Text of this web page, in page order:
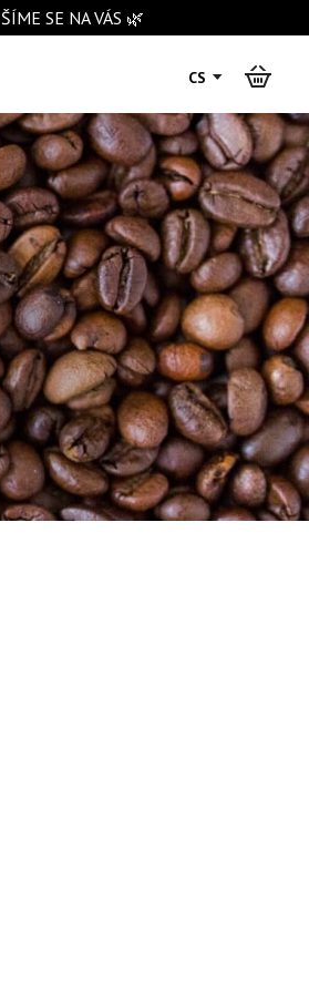
SE NA VÁS 🌿
CS